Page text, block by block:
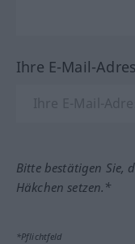
Ihre E-Mail-
Bitte bestätigen Sie,
Häkchen setzen.*
*Pflichtfeld